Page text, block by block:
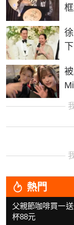
熱門
父親節咖啡買一
杯88元